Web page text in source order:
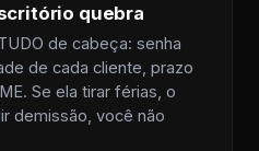
quebra
de cabeça: senha
de cada cliente, prazo
Se ela tirar férias, o
demissão, você não